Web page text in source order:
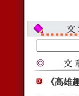
《高雄